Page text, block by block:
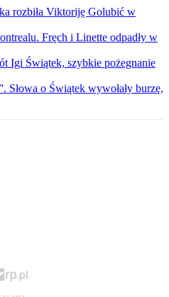
rozbiła Viktoriję Golubić w
Fręch i Linette odpadły w
Igi Świątek, szybkie pożegnanie
Słowa o Świątek wywołały burzę,